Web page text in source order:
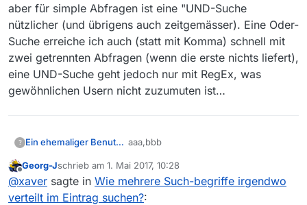
aber für simple Abfragen ist eine "UND-Suche
nützlicher (und übrigens auch zeitgemässer). Eine Oder-
Suche erreiche ich auch (statt mit Komma) schnell mit
zwei getrennten Abfragen (wenn die erste nichts liefert),
eine UND-Suche geht jedoch nur mit RegEx, was
gewöhnlichen Usern nicht zuzumuten ist…
? Ein ehemaliger Benutzer aaa,bbb
da muss aaa ODER bbb irgendwo
enthalten sein, UND geht nur über
RegEx wie schon beschrieben.
Georg-Jschrieb am 1. Mai 2017, 10:28
zuletzt editiert von
@xaver sagte in Wie mehrere Such-begriffe irgendwo
verteilt im Eintrag suchen?: